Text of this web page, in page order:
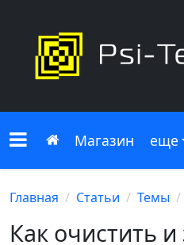
Меню сайта
Главная
Магазин еще
Главная Статьи Темы
Как очистить